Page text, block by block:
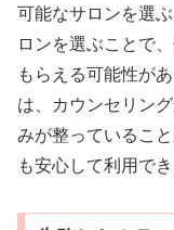
可能なサロンを選
ロンを選ぶことで
もらえる可能性が
は、カウンセリン
みが整っているこ
も安心して利用でき